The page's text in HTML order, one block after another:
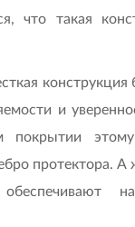
что такая
конструкция
и
покрытии
протектора. А